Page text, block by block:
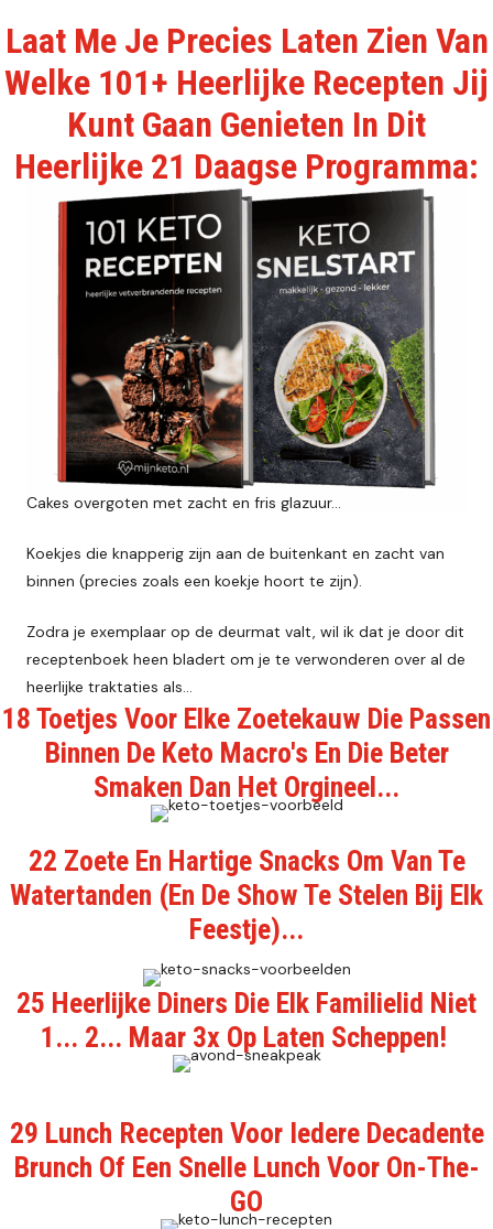
Laat Me Je Precies Laten Zien Van
Welke 101+ Heerlijke Recepten Jij
Kunt Gaan Genieten In Dit
Heerlijke 21 Daagse Programma:
Cakes overgoten met zacht en fris glazuur…
Koekjes die knapperig zijn aan de buitenkant en zacht van
binnen (precies zoals een koekje hoort te zijn).
Zodra je exemplaar op de deurmat valt, wil ik dat je door dit
receptenboek heen bladert om je te verwonderen over al de
heerlijke traktaties als…
18 Toetjes Voor Elke Zoetekauw Die Passen
Binnen De Keto Macro's En Die Beter
Smaken Dan Het Orgineel...
22 Zoete En Hartige Snacks Om Van Te
Watertanden (En De Show Te Stelen Bij Elk
Feestje)...
25 Heerlijke Diners Die Elk Familielid Niet
1... 2... Maar 3x Op Laten Scheppen!
29 Lunch Recepten Voor Iedere Decadente
Brunch Of Een Snelle Lunch Voor On-The-
GO